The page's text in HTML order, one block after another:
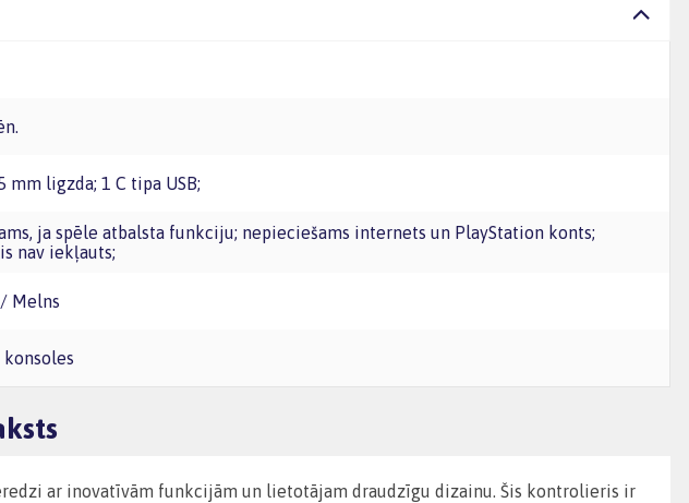
mm ligzda; 1 C tipa USB;
nav iekļauts;
/ Melns
konsoles
ar inovatīvām funkcijām un lietotājam draudzīgu dizainu. Šis kontrolieris ir